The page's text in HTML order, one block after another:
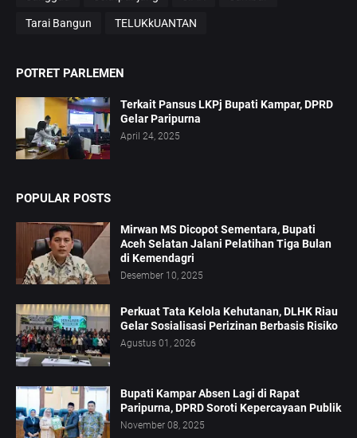
Tarai Bangun TELUKkUANTAN
POTRET PARLEMEN
Terkait Pansus LKPj Bupati Kampar, DPRD
Gelar Paripurna
April 24, 2025
POPULAR POSTS
Mirwan MS Dicopot Sementara, Bupati
Aceh Selatan Jalani Pelatihan Tiga Bulan
di Kemendagri
Desember 10, 2025
Perkuat Tata Kelola Kehutanan, DLHK Riau
Gelar Sosialisasi Perizinan Berbasis Risiko
Agustus 01, 2026
Bupati Kampar Absen Lagi di Rapat
Paripurna, DPRD Soroti Kepercayaan Publik
November 08, 2025